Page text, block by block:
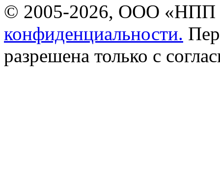
© 2005-2026, ООО «НПП
конфиденциальности.
разрешена только с